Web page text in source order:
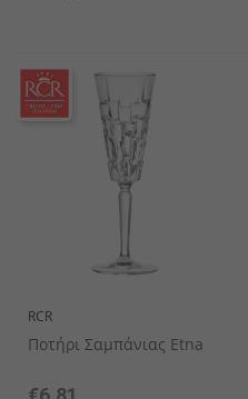
RCR
Ποτήρι Σαμπάνιας Etna